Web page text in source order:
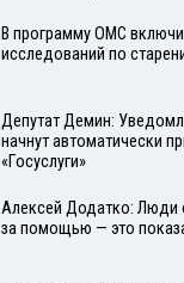
В программу ОМС
исследований по
Депутат Демин:
начнут автоматически
«Госуслуги»
Алексей Додатко: Люди
за помощью — это